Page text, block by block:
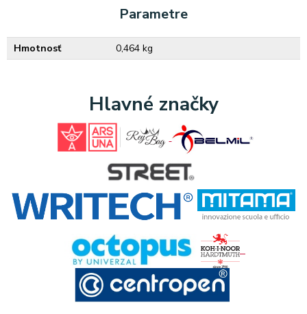
Parametre
Hmotnosť 0,464 kg
Hlavné značky